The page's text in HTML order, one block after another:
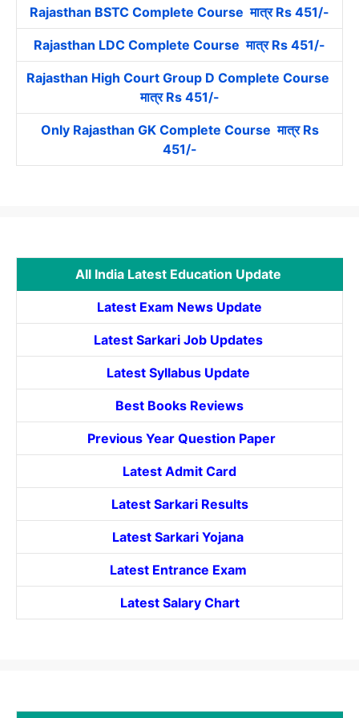
Rajasthan BSTC Complete Course मात्र Rs 451/-
Rajasthan LDC Complete Course मात्र Rs 451/-
Rajasthan High Court Group D Complete Course
मात्र Rs 451/-
Only Rajasthan GK Complete Course मात्र Rs
451/-
All India Latest Education Update
Latest Exam News Update
Latest Sarkari Job Updates
Latest Syllabus Update
Best Books Reviews
Previous Year Question Paper
Latest Admit Card
Latest Sarkari Results
Latest Sarkari Yojana
Latest Entrance Exam
Latest Salary Chart